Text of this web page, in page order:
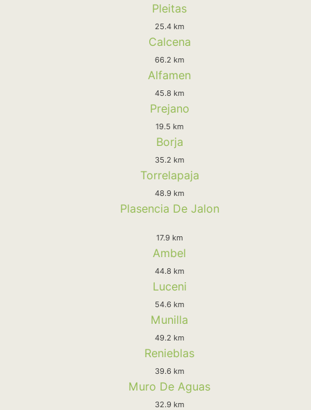
Pleitas
25.4 km
Calcena
66.2 km
Alfamen
45.8 km
Prejano
19.5 km
Borja
35.2 km
Torrelapaja
48.9 km
Plasencia De Jalon
17.9 km
Ambel
44.8 km
Luceni
54.6 km
Munilla
49.2 km
Renieblas
39.6 km
Muro De Aguas
32.9 km